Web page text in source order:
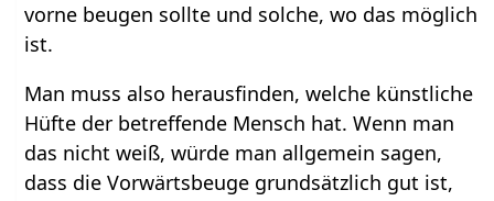
vorne beugen sollte und solche, wo das möglich
ist.
Man muss also herausfinden, welche künstliche
Hüfte der betreffende Mensch hat. Wenn man
das nicht weiß, würde man allgemein sagen,
dass die Vorwärtsbeuge grundsätzlich gut ist,